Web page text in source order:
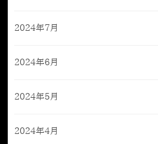
2024年7月
2024年6月
2024年5月
2024年4月